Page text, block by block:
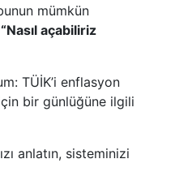
mümkün
“Nasıl açabiliriz
TÜİK’i enflasyon
bir günlüğüne ilgili
anlatın, sisteminizi